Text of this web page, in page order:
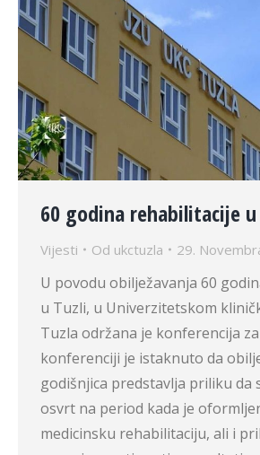
60 godina rehabilitacije
Vijesti Od ukctuzla 29.
U povodu obilježavanja 60
u Tuzli, u Univerzitetskom
Tuzla održana je konferencija
konferenciji je istaknuto da
godišnjica predstavlja priliku da
osvrt na period kada je
medicinsku rehabilitaciju, ali i